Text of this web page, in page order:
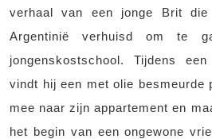
verhaal van een jonge Brit
Argentinië verhuisd om te
jongenskostschool. Tijdens
vindt hij een met olie besmeurde
mee naar zijn appartement en
het begin van een ongewone